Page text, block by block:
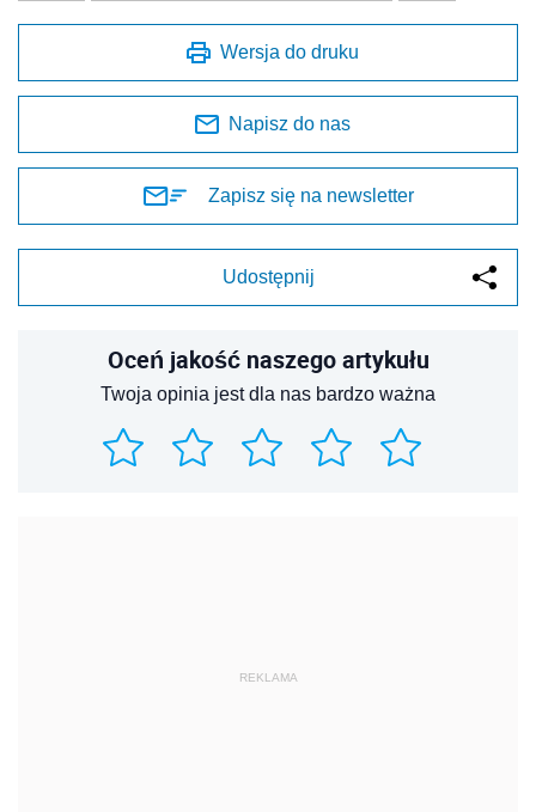
Wersja do druku
Napisz do nas
Zapisz się na newsletter
Udostępnij
Oceń jakość naszego artykułu
Twoja opinia jest dla nas bardzo ważna
REKLAMA